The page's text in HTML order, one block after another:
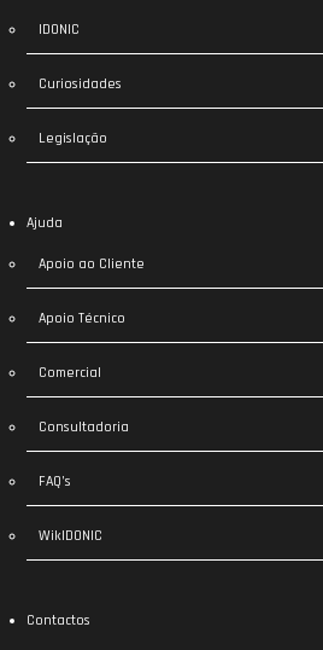
IDONIC
Curiosidades
Legislação
Ajuda
Apoio ao Cliente
Apoio Técnico
Comercial
Consultadoria
FAQ’s
WikIDONIC
Contactos